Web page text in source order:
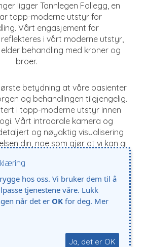
ligger Tannlegen Follegg, en
topp-moderne utstyr for
Vårt engasjement for
i vårt moderne utstyr,
behandling med kroner og
broer.
betydning at våre pasienter
og behandlingen tilgjengelig.
i topp-moderne utstyr innen
Vårt intraorale kamera og
og nøyaktig visualisering
din, noe som gjør at vi kan gi
komplekse prosedyrer som å
og broer, kommer vårt topp-
til sin rett. Dette betyr ikke
er mer effektive, men også at
prioriteres. Prosedyrene er
smertefrie som mulig, noe som
hos oss. Vi bruker dem til å
tjenestene våre. Lukk
når det er OK for deg. Mer
Ja, det er OK